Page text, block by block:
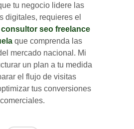
tu negocio lidere las
digitales, requieres el
consultor seo freelance
que comprenda las
mercado nacional. Mi
un plan a tu medida
el flujo de visitas
tus conversiones
comerciales.